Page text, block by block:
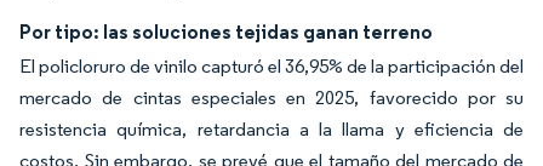
Por tipo: las soluciones tejidas ganan terreno
El policloruro de vinilo capturó el 36,95% de la participación del
mercado de cintas especiales en 2025, favorecido por su
resistencia química, retardancia a la llama y eficiencia de
costos. Sin embargo, se prevé que el tamaño del mercado de